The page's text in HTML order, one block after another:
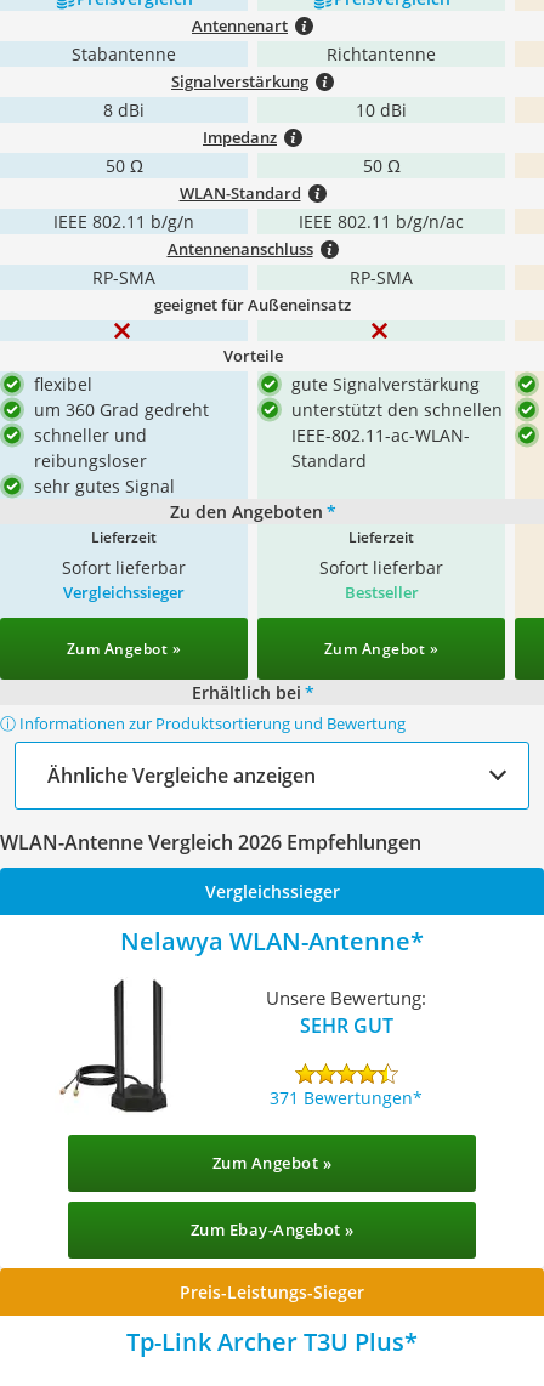
Antennenart
Stabantenne Richtantenne
Signalverstärkung
8 dBi 10 dBi
Impedanz
50 Ω 50 Ω
WLAN-Standard
IEEE 802.11 b/g/n IEEE 802.11 b/g/n/ac
Antennenanschluss
RP-SMA RP-SMA
geeignet für Außeneinsatz
Vorteile
flexibel
um 360 Grad gedreht
schneller und
reibungsloser
sehr gutes Signal
gute Signalverstärkung
unterstützt den schnellen
IEEE-802.11-ac-WLAN-
Standard
Zu den Angeboten *
Lieferzeit
Sofort lieferbar
Lieferzeit
Sofort lieferbar
Vergleichssieger
Zum Angebot »
Bestseller
Zum Angebot »
Erhältlich bei *
ⓘ Informationen zur Produktsortierung und Bewertung
Ähnliche Vergleiche anzeigen
WLAN-Antenne Vergleich 2026 Empfehlungen
Vergleichssieger
Nelawya WLAN-Antenne
Unsere Bewertung:
SEHR GUT
371 Bewertungen
Zum Angebot »
Zum Ebay-Angebot »
Preis-Leistungs-Sieger
Tp-Link Archer T3U Plus